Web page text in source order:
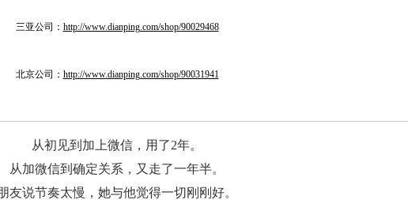
三亚公司： http://www.dianping.com/shop/90029468
北京公司： http://www.dianping.com/shop/90031941
从初见到加上微信，用了2年。
从加微信到确定关系，又走了一年半。
友说节奏太慢，她与他觉得一切刚刚好。